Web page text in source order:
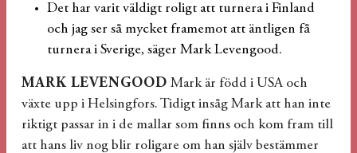
Det har varit väldigt roligt att turnera i Finland
och jag ser så mycket framemot att äntligen få
turnera i Sverige, säger Mark Levengood.
MARK LEVENGOOD Mark är född i USA och
växte upp i Helsingfors. Tidigt insåg Mark att han inte
riktigt passar in i de mallar som finns och kom fram till
att hans liv nog blir roligare om han själv bestämmer